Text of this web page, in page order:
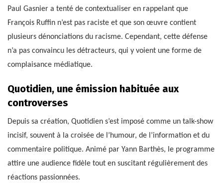
Paul Gasnier a tenté de contextualiser en rappelant que
François Ruffin n’est pas raciste et que son œuvre contient
plusieurs dénonciations du racisme. Cependant, cette défense
n’a pas convaincu les détracteurs, qui y voient une forme de
complaisance médiatique.
Quotidien, une émission habituée aux
controverses
Depuis sa création, Quotidien s’est imposé comme un talk-show
incisif, souvent à la croisée de l’humour, de l’information et du
commentaire politique. Animé par Yann Barthès, le programme
attire une audience fidèle tout en suscitant régulièrement des
réactions passionnées.